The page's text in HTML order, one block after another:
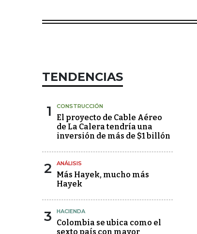
TENDENCIAS
1 CONSTRUCCIÓN
El proyecto de Cable Aéreo
de La Calera tendría una
inversión de más de $1 billón
2 ANÁLISIS
Más Hayek, mucho más
Hayek
3 HACIENDA
Colombia se ubica como el
sexto país con mayor